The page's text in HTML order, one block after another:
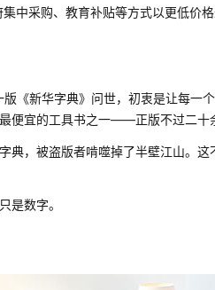
中采购、教育补贴等方式以更低价
《新华字典》问世，初衷是让每一
便宜的工具书之一——正版不过二十
典，被盗版者啃噬掉了半壁江山。
是数字。